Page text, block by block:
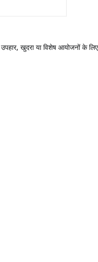
खुदरा या विशेष आयोजनों के